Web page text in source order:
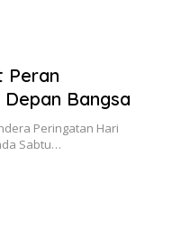
Peran
Bangsa
Peringatan Hari
Sabtu…